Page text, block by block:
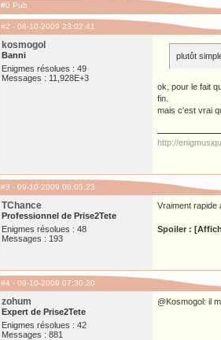
#0 Pub
#2 - 08-10-2009 23:02:41
kosmogol
Banni
Enigmes résolues : 49
Messages : 11,928E+3
plutôt
ok, pour le fait
fin.
mais c'est vrai
http://
#3 - 09-10-2009 00:05:23
TChance
Professionnel de Prise2Tete
Enigmes résolues : 48
Messages : 193
Vraiment rapide
Spoiler :
#4 - 09-10-2009 07:30:30
zohum
Expert de Prise2Tete
Enigmes résolues : 42
Messages : 881
@Kosmogol: il